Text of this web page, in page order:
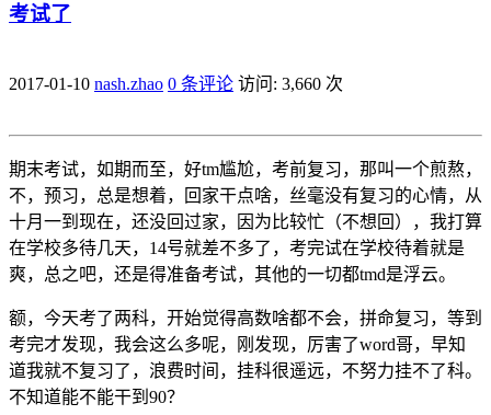
考试了
2017-01-10 nash.zhao 0 条评论 访问: 3,660 次
期末考试，如期而至，好tm尴尬，考前复习，那叫一个煎熬，
不，预习，总是想着，回家干点啥，丝毫没有复习的心情，从
十月一到现在，还没回过家，因为比较忙（不想回），我打算
在学校多待几天，14号就差不多了，考完试在学校待着就是
爽，总之吧，还是得准备考试，其他的一切都tmd是浮云。
额，今天考了两科，开始觉得高数啥都不会，拼命复习，等到
考完才发现，我会这么多呢，刚发现，厉害了word哥，早知
道我就不复习了，浪费时间，挂科很遥远，不努力挂不了科。
不知道能不能干到90？